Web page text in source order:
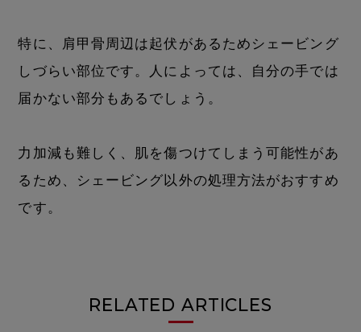
特に、肩甲骨周辺は起伏があるためシェービング
しづらい部位です。人によっては、自分の手では
届かない部分もあるでしょう。
力加減も難しく、肌を傷つけてしまう可能性があ
るため、シェービング以外の処理方法がおすすめ
です。
RELATED ARTICLES